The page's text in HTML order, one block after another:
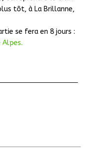
tôt, à La Brillanne,
se fera en 8 jours :
Alpes.